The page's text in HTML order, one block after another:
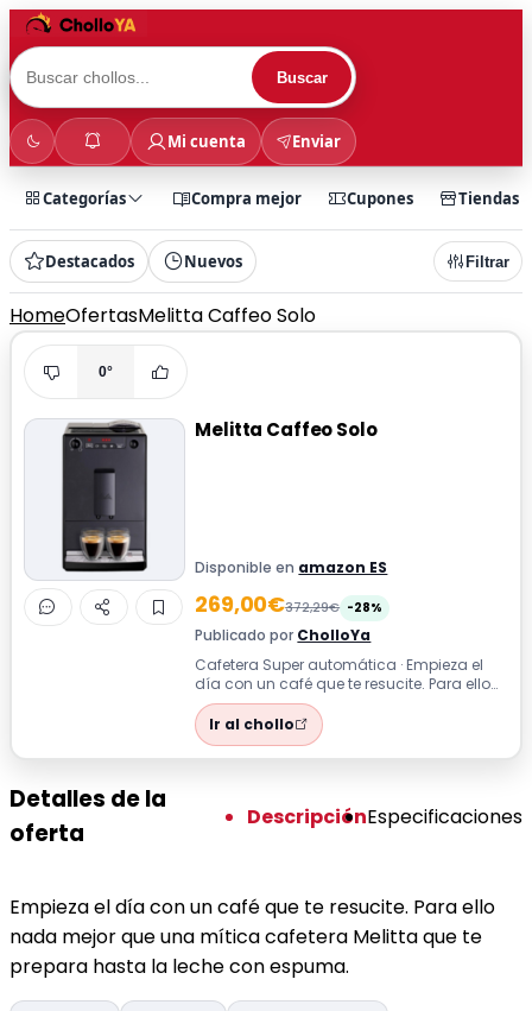
Buscar
Mi cuenta Enviar
Categorías Compra mejor Cupones Tiendas
Destacados Nuevos Filtrar
HomeOfertasMelitta Caffeo Solo
0°
Melitta Caffeo Solo
Disponible en amazon ES
269,00€372,29€ -28%
Publicado por CholloYa
Cafetera Super automática · Empieza el
día con un café que te resucite. Para ello
nada mejor que una mítica cafetera ...
Ir al chollo
Detalles de la
oferta
DescripciónEspecificaciones
Empieza el día con un café que te resucite. Para ello
nada mejor que una mítica cafetera Melitta que te
prepara hasta la leche con espuma.